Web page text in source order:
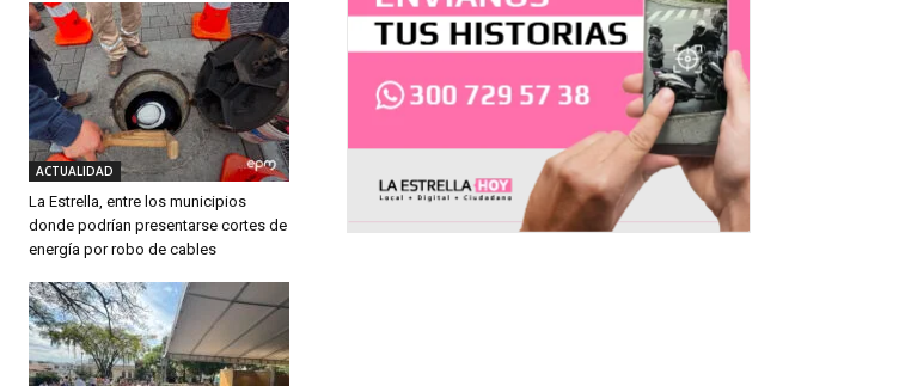
ACTUALIDAD
La Estrella, entre los municipios
donde podrían presentarse cortes de
energía por robo de cables